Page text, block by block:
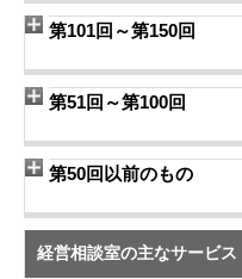
第101回～第150回
第51回～第100回
第50回以前のもの
経営相談室の主なサービス